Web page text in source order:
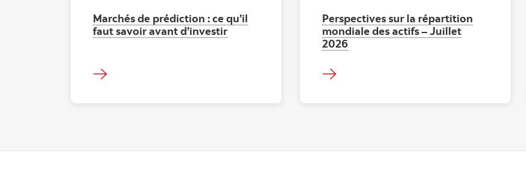
Marchés de prédiction : ce qu’il
faut savoir avant d’investir
Perspectives sur la répartition
mondiale des actifs – Juillet
2026